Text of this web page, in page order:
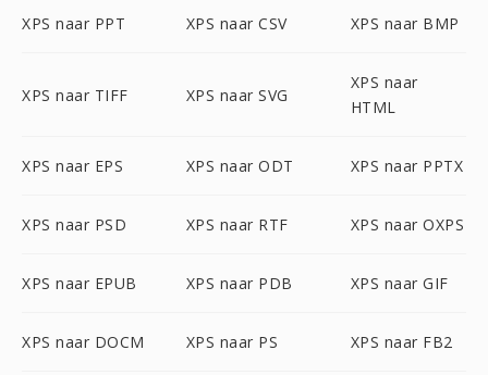
XPS naar PPT XPS naar CSV XPS naar BMP
XPS naar TIFF XPS naar SVG
XPS naar
HTML
XPS naar EPS XPS naar ODT XPS naar PPTX
XPS naar PSD XPS naar RTF XPS naar OXPS
XPS naar EPUB XPS naar PDB XPS naar GIF
XPS naar DOCM XPS naar PS XPS naar FB2